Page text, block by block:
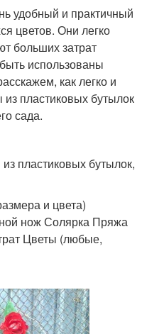
удобный и практичный
цветов. Они легко
больших затрат
использованы
как легко и
пластиковых бутылок
сада.
пластиковых бутылок,
и цвета)
нож Солярка Пряжа
Цветы (любые,